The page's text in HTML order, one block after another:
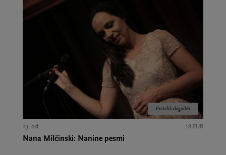
Pretekli dogodek
23. okt. 18 EUR
Nana Milčinski: Nanine pesmi